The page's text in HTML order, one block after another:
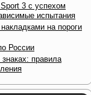
3 с успехом
испытания
на пороги
России
правила